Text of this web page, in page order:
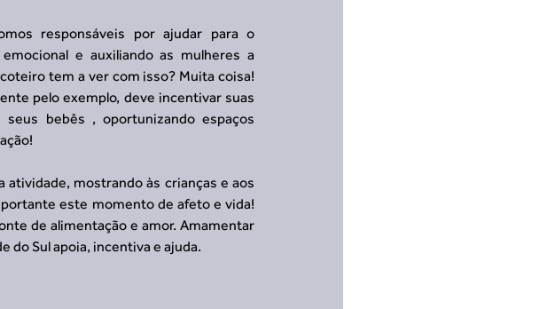
responsáveis por ajudar para o
e auxiliando as mulheres a
tem a ver com isso? Muita coisa!
pelo exemplo, deve incentivar suas
bebês , oportunizando espaços
mostrando às crianças e aos
este momento de afeto e vida!
de alimentação e amor. Amamentar
do Sul apoia, incentiva e ajuda.